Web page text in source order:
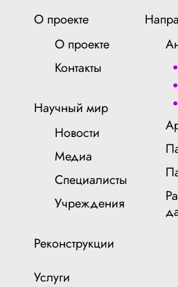
О проекте
О проекте
Контакты
Научный мир
Новости
Медиа
Специалисты
Учреждения
Реконструкции
Услуги